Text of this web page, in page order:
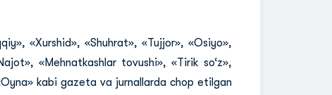
«Xurshid», «Shuhrat», «Tujjor», «Osiyo»,
«Mehnatkashlar tovushi», «Tirik so‘z»,
kabi gazeta va jurnallarda chop etilgan